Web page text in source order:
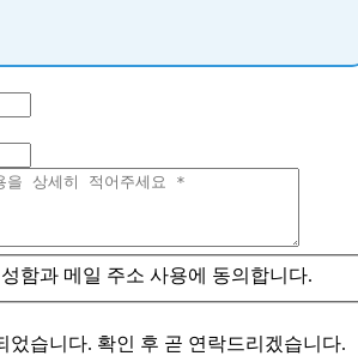
함과 메일 주소 사용에 동의합니다.
었습니다. 확인 후 곧 연락드리겠습니다.